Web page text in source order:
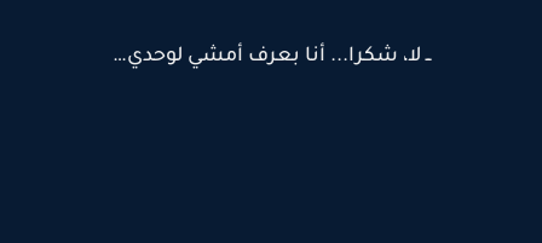
ــ لا، شكرا... أنا بعرف أمشي لوحدي…